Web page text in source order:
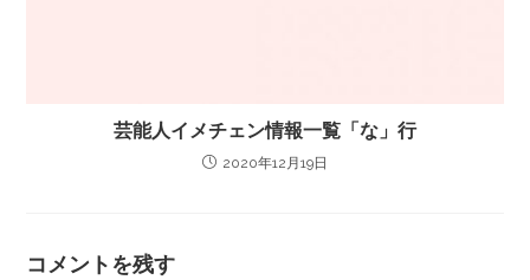
芸能人イメチェン情報一覧「な」行
2020年12月19日
コメントを残す